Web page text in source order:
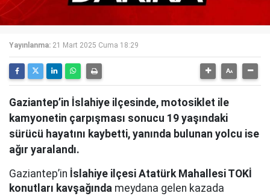
Yayınlanma: 21 Mart 2025 Cuma 18:29
Gaziantep’in İslahiye ilçesinde, motosiklet ile
kamyonetin çarpışması sonucu 19 yaşındaki
sürücü hayatını kaybetti, yanında bulunan yolcu ise
ağır yaralandı.
Gaziantep’in İslahiye ilçesi Atatürk Mahallesi TOKİ
konutları kavşağında meydana gelen kazada